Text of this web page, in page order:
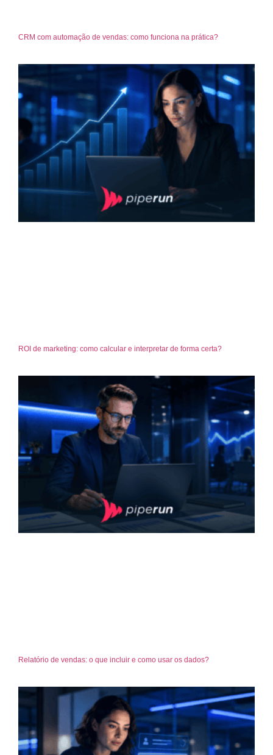
CRM com automação de vendas: como funciona na prática?
ROI de marketing: como calcular e interpretar de forma certa?
Relatório de vendas: o que incluir e como usar os dados?